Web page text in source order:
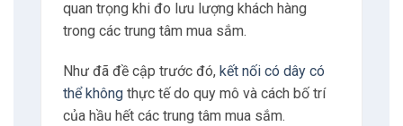
quan trọng khi đo lưu lượng khách hàng
trong các trung tâm mua sắm.
Như đã đề cập trước đó, kết nối có dây có
thể khôngthực tế do quy mô và cách bố trí
của hầu hết các trung tâm mua sắm.